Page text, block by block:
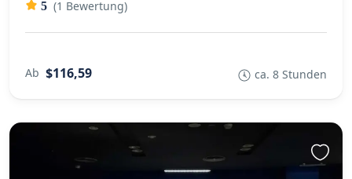
5 (1 Bewertung)
Ab $116,59 ca. 8 Stunden